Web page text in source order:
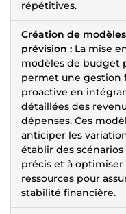
répétitives.
Création de
prévision : La mise
modèles de budget
permet une gestion
proactive en
détaillées des
dépenses. Ces
anticiper les
établir des
précis et à
ressources pour
stabilité financière.